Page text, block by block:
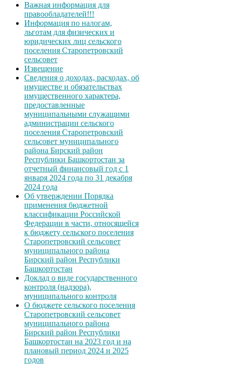
Важная информация для
правообладателей!!!
Информация по налогам,
льготам для физических и
юридических лиц сельского
поселения Старопетровский
сельсовет
Извещение
Сведения о доходах, расходах, об
имуществе и обязательствах
имущественного характера,
предоставленные
муниципальными служащими
администрации сельского
поселения Старопетровский
сельсовет муниципального
района Бирский район
Республики Башкортостан за
отчетный финансовый год с 1
января 2024 года по 31 декабря
2024 года
Об утверждении Порядка
применения бюджетной
классификации Российской
Федерации в части, относящейся
к бюджету сельского поселения
Старопетровский сельсовет
муниципального района
Бирский район Республики
Башкортостан
Доклад о виде государственного
контроля (надзора),
муниципального контроля
О бюджете сельского поселения
Старопетровский сельсовет
муниципального района
Бирский район Республики
Башкортостан на 2023 год и на
плановый период 2024 и 2025
годов